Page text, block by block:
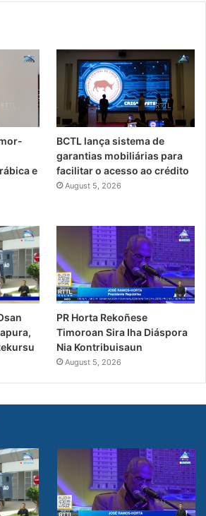
e
BCTL lança sistema de
garantias mobiliárias para
facilitar o acesso ao crédito
August 5, 2026
PR Horta Rekoñese
Timoroan Sira Iha Diáspora
Nia Kontribuisaun
August 5, 2026